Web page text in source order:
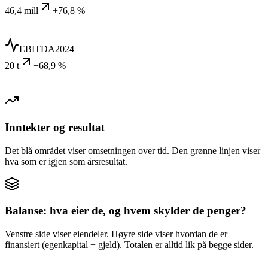
46,4 mill
+76,8 %
EBITDA2024
20 t
+68,9 %
Inntekter og resultat
Det blå området viser omsetningen over tid. Den grønne linjen viser
hva som er igjen som årsresultat.
Balanse: hva eier de, og hvem skylder de penger?
Venstre side viser eiendeler. Høyre side viser hvordan de er
finansiert (egenkapital + gjeld). Totalen er alltid lik på begge sider.